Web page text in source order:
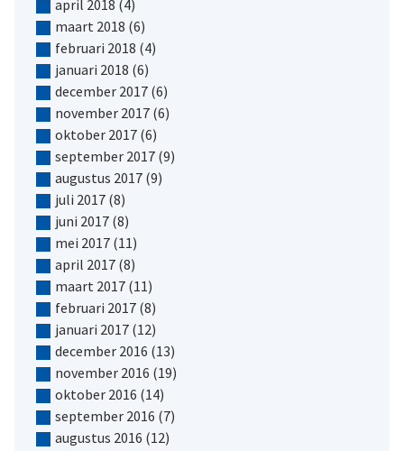
april 2018 (4)
maart 2018 (6)
februari 2018 (4)
januari 2018 (6)
december 2017(6)
november 2017(6)
oktober 2017(6)
september 2017(9)
augustus 2017(9)
juli 2017(8)
juni 2017(8)
mei 2017(11)
april 2017(8)
maart 2017(11)
februari 2017(8)
januari 2017(12)
december 2016 (13)
november 2016 (19)
oktober 2016 (14)
september 2016 (7)
augustus 2016 (12)